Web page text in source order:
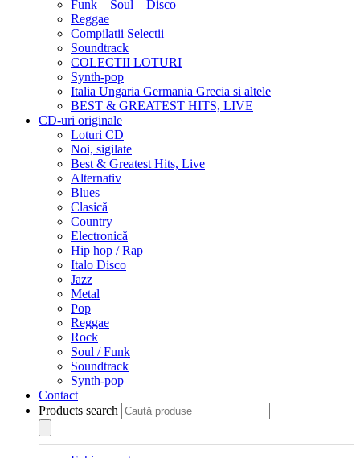
Funk – Soul – Disco
Reggae
Compilatii Selectii
Soundtrack
COLECTII LOTURI
Synth-pop
Italia Ungaria Germania Grecia si altele
BEST & GREATEST HITS, LIVE
CD-uri originale
Loturi CD
Noi, sigilate
Best & Greatest Hits, Live
Alternativ
Blues
Clasică
Country
Electronică
Hip hop / Rap
Italo Disco
Jazz
Metal
Pop
Reggae
Rock
Soul / Funk
Soundtrack
Synth-pop
Contact
Products search